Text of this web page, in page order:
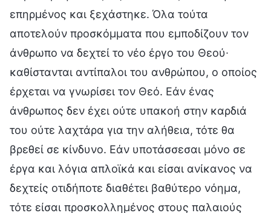
επηρμένος και ξεχάστηκε. Όλα τούτα
αποτελούν προσκόμματα που εμποδίζουν τον
άνθρωπο να δεχτεί το νέο έργο του Θεού∙
καθίστανται αντίπαλοι του ανθρώπου, ο οποίος
έρχεται να γνωρίσει τον Θεό. Εάν ένας
άνθρωπος δεν έχει ούτε υπακοή στην καρδιά
του ούτε λαχτάρα για την αλήθεια, τότε θα
βρεθεί σε κίνδυνο. Εάν υποτάσσεσαι μόνο σε
έργα και λόγια απλοϊκά και είσαι ανίκανος να
δεχτείς οτιδήποτε διαθέτει βαθύτερο νόημα,
τότε είσαι προσκολλημένος στους παλαιούς